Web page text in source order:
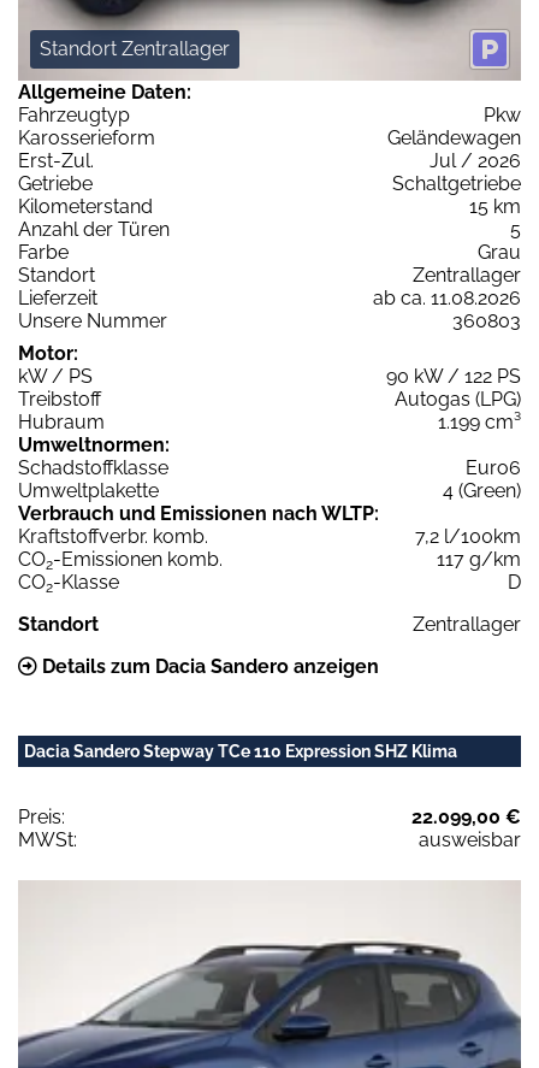
Standort Zentrallager
Allgemeine Daten:
Fahrzeugtyp
Pkw
Karosserieform
Geländewagen
Erst-Zul.
Jul / 2026
Getriebe
Schaltgetriebe
Kilometerstand
15 km
Anzahl der Türen
5
Farbe
Grau
Standort
Zentrallager
Lieferzeit
ab ca. 11.08.2026
Unsere Nummer
360803
Motor:
kW / PS
90 kW / 122 PS
Treibstoff
Autogas (LPG)
Hubraum
1.199 cm³
Umweltnormen:
Schadstoffklasse
Euro6
Umweltplakette
4 (Green)
Verbrauch und Emissionen nach WLTP:
Kraftstoffverbr. komb.
7,2 l/100km
CO2-Emissionen komb.
117 g/km
CO2-Klasse
D
Standort
Zentrallager
Details zum Dacia Sandero anzeigen
Dacia Sandero Stepway TCe 110 Expression SHZ Klima
Preis:
22.099,00 €
MWSt:
ausweisbar